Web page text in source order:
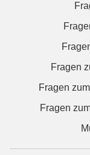
Fragen
Fragen
Fragen